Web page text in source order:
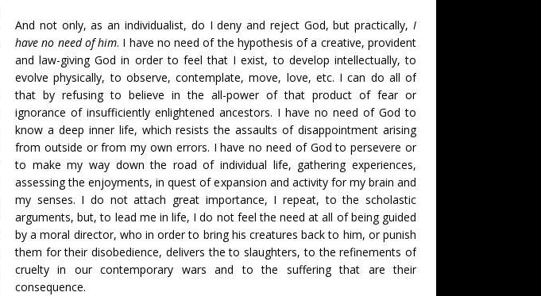
And not only, as an individualist, do I deny and reject God, but practically, I
have no need of him. I have no need of the hypothesis of a creative, provident
and law-giving God in order to feel that I exist, to develop intellectually, to
evolve physically, to observe, contemplate, move, love, etc. I can do all of
that by refusing to believe in the all-power of that product of fear or
ignorance of insufficiently enlightened ancestors. I have no need of God to
know a deep inner life, which resists the assaults of disappointment arising
from outside or from my own errors. I have no need of God to persevere or
to make my way down the road of individual life, gathering experiences,
assessing the enjoyments, in quest of expansion and activity for my brain and
my senses. I do not attach great importance, I repeat, to the scholastic
arguments, but, to lead me in life, I do not feel the need at all of being guided
by a moral director, who in order to bring his creatures back to him, or punish
them for their disobedience, delivers the to slaughters, to the refinements of
cruelty in our contemporary wars and to the suffering that are their
consequence.